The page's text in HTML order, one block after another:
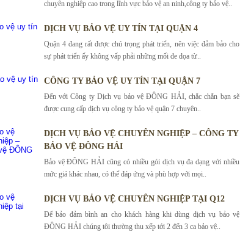
chuyên nghiệp cao trong lĩnh vực bảo vệ an ninh,công ty bảo vệ..
DỊCH VỤ BẢO VỆ UY TÍN TẠI QUẬN 4
Quận 4 đang rất được chú trọng phát triển, nên việc đảm bảo cho
sự phát triển ấy không vấp phải những mối đe dọa từ..
CÔNG TY BẢO VỆ UY TÍN TẠI QUẬN 7
Đến với Công ty Dịch vụ bảo vệ ĐÔNG HẢI, chắc chắn bạn sẽ
được cung cấp dịch vụ công ty bảo vệ quận 7 chuyên..
DỊCH VỤ BẢO VỆ CHUYÊN NGHIỆP – CÔNG TY
BẢO VỆ ĐÔNG HẢI
Bảo vệ ĐÔNG HẢI cũng có nhiều gói dịch vụ đa dạng với nhiều
mức giá khác nhau, có thể đáp ứng và phù hợp với mọi..
DỊCH VỤ BẢO VỆ CHUYÊN NGHIỆP TẠI Q12
Để bảo đảm bình an cho khách hàng khi dùng dịch vụ bảo vệ
ĐÔNG HẢI chúng tôi thường thu xếp tới 2 đến 3 ca bảo vệ..